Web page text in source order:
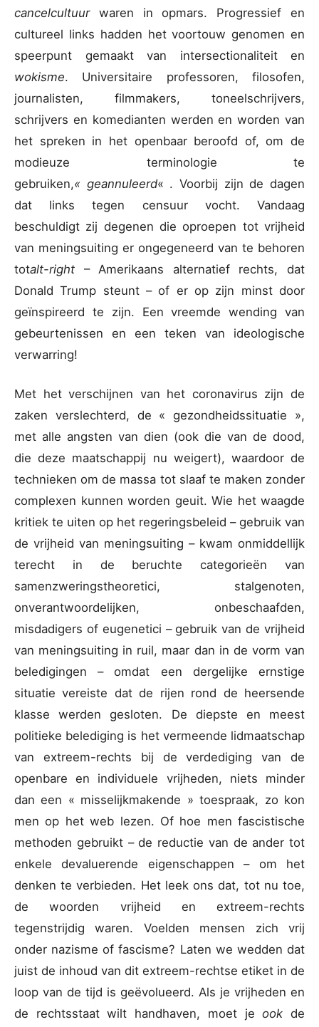
cancelcultuur waren in opmars. Progressief en
cultureel links hadden het voortouw genomen en
speerpunt gemaakt van intersectionaliteit en
wokisme. Universitaire professoren, filosofen,
journalisten, filmmakers, toneelschrijvers,
schrijvers en komedianten werden en worden van
het spreken in het openbaar beroofd of, om de
modieuze terminologie te
gebruiken,« geannuleerd« . Voorbij zijn de dagen
dat links tegen censuur vocht. Vandaag
beschuldigt zij degenen die oproepen tot vrijheid
van meningsuiting er ongegeneerd van te behoren
totalt-right – Amerikaans alternatief rechts, dat
Donald Trump steunt – of er op zijn minst door
geïnspireerd te zijn. Een vreemde wending van
gebeurtenissen en een teken van ideologische
verwarring!
Met het verschijnen van het coronavirus zijn de
zaken verslechterd, de « gezondheidssituatie »,
met alle angsten van dien (ook die van de dood,
die deze maatschappij nu weigert), waardoor de
technieken om de massa tot slaaf te maken zonder
complexen kunnen worden geuit. Wie het waagde
kritiek te uiten op het regeringsbeleid – gebruik van
de vrijheid van meningsuiting – kwam onmiddellijk
terecht in de beruchte categorieën van
samenzweringstheoretici, stalgenoten,
onverantwoordelijken, onbeschaafden,
misdadigers of eugenetici – gebruik van de vrijheid
van meningsuiting in ruil, maar dan in de vorm van
beledigingen – omdat een dergelijke ernstige
situatie vereiste dat de rijen rond de heersende
klasse werden gesloten. De diepste en meest
politieke belediging is het vermeende lidmaatschap
van extreem-rechts bij de verdediging van de
openbare en individuele vrijheden, niets minder
dan een « misselijkmakende » toespraak, zo kon
men op het web lezen. Of hoe men fascistische
methoden gebruikt – de reductie van de ander tot
enkele devaluerende eigenschappen – om het
denken te verbieden. Het leek ons dat, tot nu toe,
de woorden vrijheid en extreem-rechts
tegenstrijdig waren. Voelden mensen zich vrij
onder nazisme of fascisme? Laten we wedden dat
juist de inhoud van dit extreem-rechtse etiket in de
loop van de tijd is geëvolueerd. Als je vrijheden en
de rechtsstaat wilt handhaven, moet jeookde